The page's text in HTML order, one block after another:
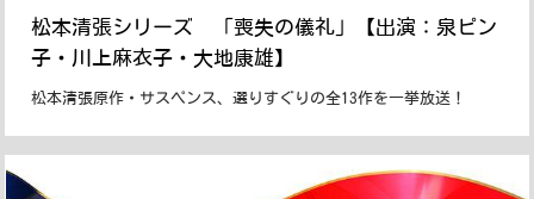
松本清張シリーズ 「喪失の儀礼」【出演：泉ピン
子・川上麻衣子・大地康雄】
松本清張原作・サスペンス、選りすぐりの全13作を一挙放送！